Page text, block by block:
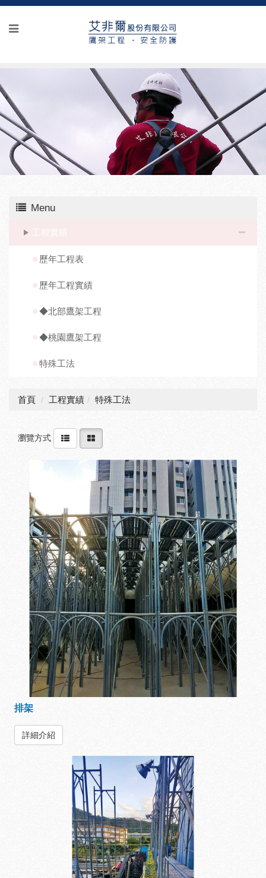
Menu
歷年工程表
歷年工程實績
◆北部鷹架工程
◆桃園鷹架工程
特殊工法
首頁 工程實績 特殊工法
瀏覽方式
排架
詳細介紹